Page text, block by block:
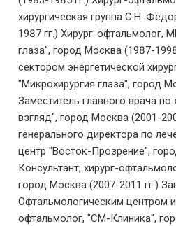
хирургическая группа С.Н.
1987 гг.) Хирург-офтальмолог,
глаза", город Москва (1987-
сектором энергетической
"Микрохирургия глаза", город
Заместитель главного врача
взгляд", город Москва (2001-
генерального директора по
центр "Восток-Прозрение",
Консультант, хирург-
город Москва (2007-2011 гг.)
Офтальмологическим центром
офтальмолог, "СМ-Клиника",